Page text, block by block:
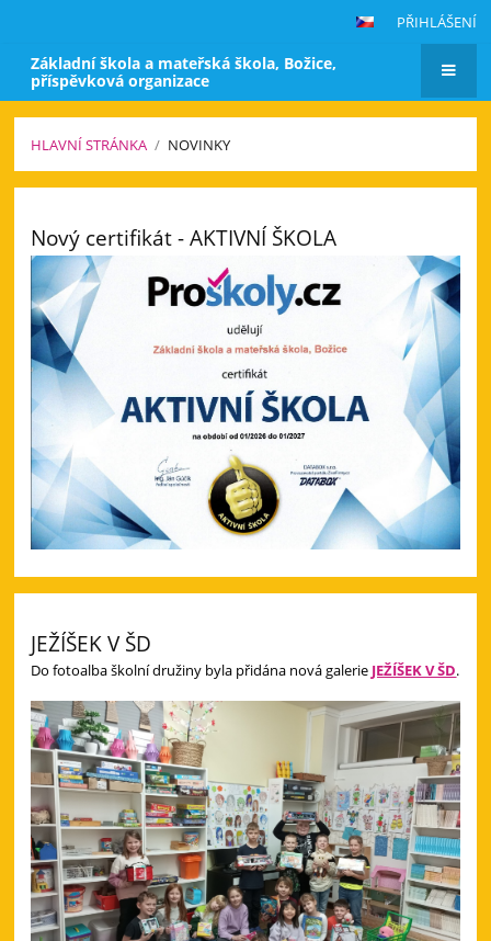
PŘIHLÁŠENÍ
Základní škola a mateřská škola, Božice,
příspěvková organizace
HLAVNÍ STRÁNKA / NOVINKY
Nový certifikát - AKTIVNÍ ŠKOLA
JEŽÍŠEK V ŠD
Do fotoalba školní družiny byla přidána nová galerie JEŽÍŠEK V ŠD.